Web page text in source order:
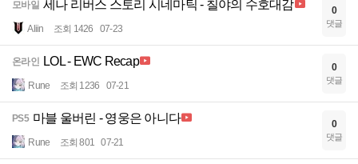
모바일 세나 리버스 스토리 시네마틱 - 칠야의 수호대감
Aliin 조회 1426 07-23
0
댓글
온라인 LOL - EWC Recap
Rune 조회 1236 07-21
0
댓글
PS5 마블 울버린 - 영웅은 아니다
Rune 조회 801 07-21
0
댓글